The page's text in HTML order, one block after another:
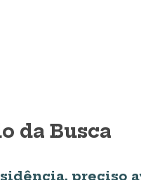
da Busca
preciso